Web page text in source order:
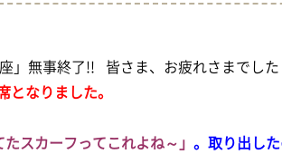
」無事終了!! 皆さま、お疲れさまでし
なりました。
スカーフってこれよね～ 」 。取り出し